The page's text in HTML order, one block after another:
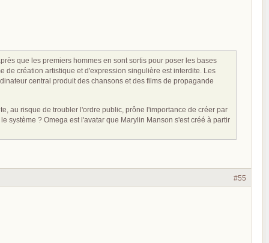
que les premiers hommes en sont sortis pour poser les bases
de création artistique et d'expression singulière est interdite. Les
central produit des chansons et des films de propagande
au risque de troubler l'ordre public, prône l'importance de créer par
système ? Omega est l'avatar que Marylin Manson s'est créé à partir
#55